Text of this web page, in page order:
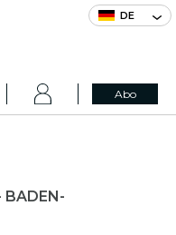
DE
Abo
BADEN-